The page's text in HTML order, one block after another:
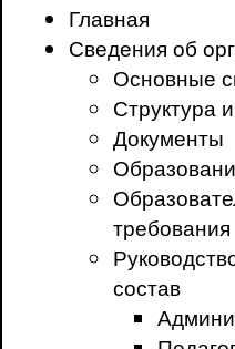
Главная
Сведения об
Основные
Структура
Документы
требования
состав